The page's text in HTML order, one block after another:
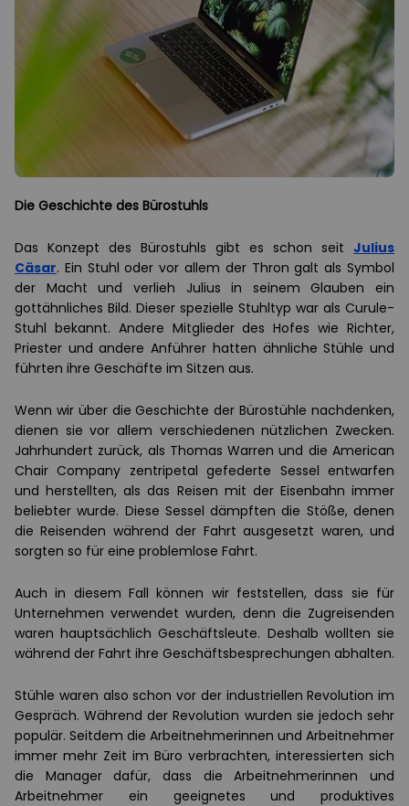
Die Geschichte des Bürostuhls
Das Konzept des Bürostuhls gibt es schon seit Julius
Cäsar. Ein Stuhl oder vor allem der Thron galt als Symbol
der Macht und verlieh Julius in seinem Glauben ein
gottähnliches Bild. Dieser spezielle Stuhltyp war als Curule-
Stuhl bekannt. Andere Mitglieder des Hofes wie Richter,
Priester und andere Anführer hatten ähnliche Stühle und
führten ihre Geschäfte im Sitzen aus.
Wenn wir über die Geschichte der Bürostühle nachdenken,
dienen sie vor allem verschiedenen nützlichen Zwecken.
Jahrhundert zurück, als Thomas Warren und die American
Chair Company zentripetal gefederte Sessel entwarfen
und herstellten, als das Reisen mit der Eisenbahn immer
beliebter wurde. Diese Sessel dämpften die Stöße, denen
die Reisenden während der Fahrt ausgesetzt waren, und
sorgten so für eine problemlose Fahrt.
Auch in diesem Fall können wir feststellen, dass sie für
Unternehmen verwendet wurden, denn die Zugreisenden
waren hauptsächlich Geschäftsleute. Deshalb wollten sie
während der Fahrt ihre Geschäftsbesprechungen abhalten.
Stühle waren also schon vor der industriellen Revolution im
Gespräch. Während der Revolution wurden sie jedoch sehr
populär. Seitdem die Arbeitnehmerinnen und Arbeitnehmer
immer mehr Zeit im Büro verbrachten, interessierten sich
die Manager dafür, dass die Arbeitnehmerinnen und
Arbeitnehmer ein geeignetes und produktives